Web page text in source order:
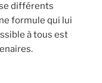
différents
formule qui lui
à tous est